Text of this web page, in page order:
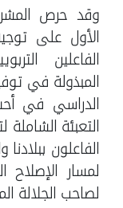
وقد حرص
الأول على
الفاعلين
المبذولة في
الدراسي في
التعبئة
الفاعلون
لمسار الإصلاح
لصاحب الجلالة